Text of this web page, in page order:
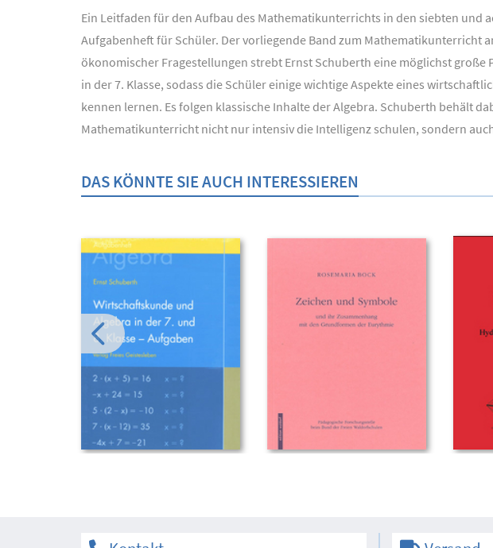
Ein Leitfaden für den Aufbau des Mathematikunterrichts in den siebten und
Aufgabenheft für Schüler. Der vorliegende Band zum Mathematikunterricht
ökonomischer Fragestellungen strebt Ernst Schuberth eine möglichst
in der 7. Klasse, sodass die Schüler einige wichtige Aspekte eines
kennen lernen. Es folgen klassische Inhalte der Algebra. Schuberth behält
Mathematikunterricht nicht nur intensiv die Intelligenz schulen, sondern
DAS KÖNNTE SIE AUCH INTERESSIEREN